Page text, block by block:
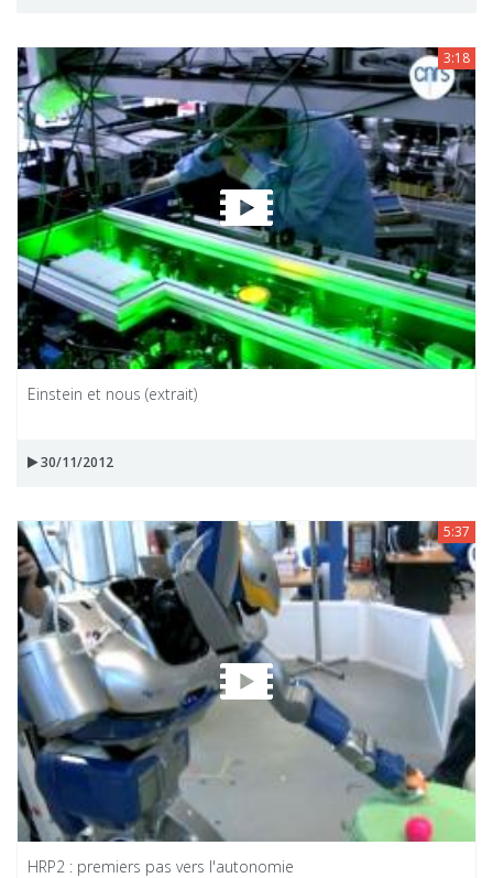
3:18
Einstein et nous (extrait)
30/11/2012
5:37
HRP2 : premiers pas vers l'autonomie